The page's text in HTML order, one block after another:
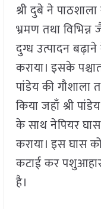
श्री दुबे ने
भ्रमण तथा
दुग्ध उत्पादन
कराया। इसके
पांडेय की
किया जहाँ श्री
के साथ नेपियर
कराया। इस घास
कटाई कर
है।